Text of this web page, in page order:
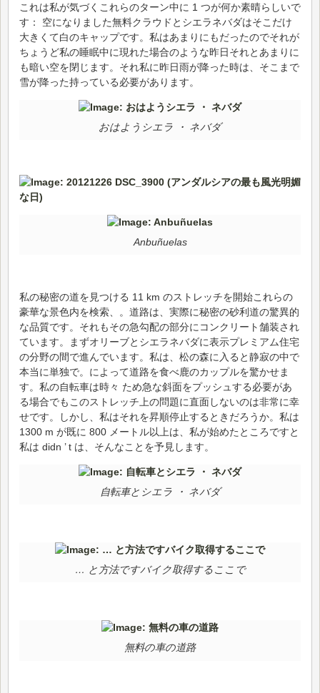
これは私が気づくこれらのターン中に 1 つが何か素晴らしいで
す： 空になりました無料クラウドとシエラネバダはそこだけ
大きくて白のキャップです。私はあまりにもだったのでそれが
ちょうど私の睡眠中に現れた場合のような昨日それとあまりに
も暗い空を閉じます。それ私に昨日雨が降った時は、そこまで
雪が降った持っている必要があります。
おはようシエラ ・ ネバダ
Anbuñuelas
私の秘密の道を見つける 11 km のストレッチを開始これらの
豪華な景色内を検索、。道路は、実際に秘密の砂利道の驚異的
な品質です。それもその急勾配の部分にコンクリート舗装され
ています。まずオリーブとシエラネバダに表示プレミアム住宅
の分野の間で進んでいます。私は、松の森に入ると静寂の中で
本当に単独で。によって道路を食べ鹿のカップルを驚かせま
す。私の自転車は時々 ため急な斜面をプッシュする必要があ
る場合でもこのストレッチ上の問題に直面しないのは非常に幸
せです。しかし、私はそれを昇順停止するときだろうか。私は
1300 m が既に 800 メートル以上は、私が始めたところですと
私は didn ’ t は、そんなことを予見します。
自転車とシエラ ・ ネバダ
… と方法ですバイク取得するここで
無料の車の道路